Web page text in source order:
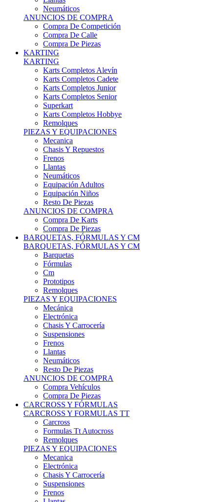
Neumáticos
ANUNCIOS DE COMPRA
Compra De Competición
Compra De Calle
Compra De Piezas
KARTING
KARTING
Karts Completos Alevín
Karts Completos Cadete
Karts Completos Junior
Karts Completos Senior
Superkart
Karts Completos Hobbye
Remolques
PIEZAS Y EQUIPACIONES
Mecanica
Chasis Y Repuestos
Frenos
Llantas
Neumáticos
Equipación Adultos
Equipación Niños
Resto De Piezas
ANUNCIOS DE COMPRA
Compra De Karts
Compra De Piezas
BARQUETAS, FÓRMULAS Y CM
BARQUETAS, FÓRMULAS Y CM
Barquetas
Fórmulas
Cm
Prototipos
Remolques
PIEZAS Y EQUIPACIONES
Mecánica
Electrónica
Chasis Y Carrocería
Suspensiones
Frenos
Llantas
Neumáticos
Resto De Piezas
ANUNCIOS DE COMPRA
Compra Vehículos
Compra De Piezas
CARCROSS Y FÓRMULAS
CARCROSS Y FORMULAS TT
Carcross
Formulas Tt Autocross
Remolques
PIEZAS Y EQUIPACIONES
Mecanica
Electrónica
Chasis Y Carrocería
Suspensiones
Frenos